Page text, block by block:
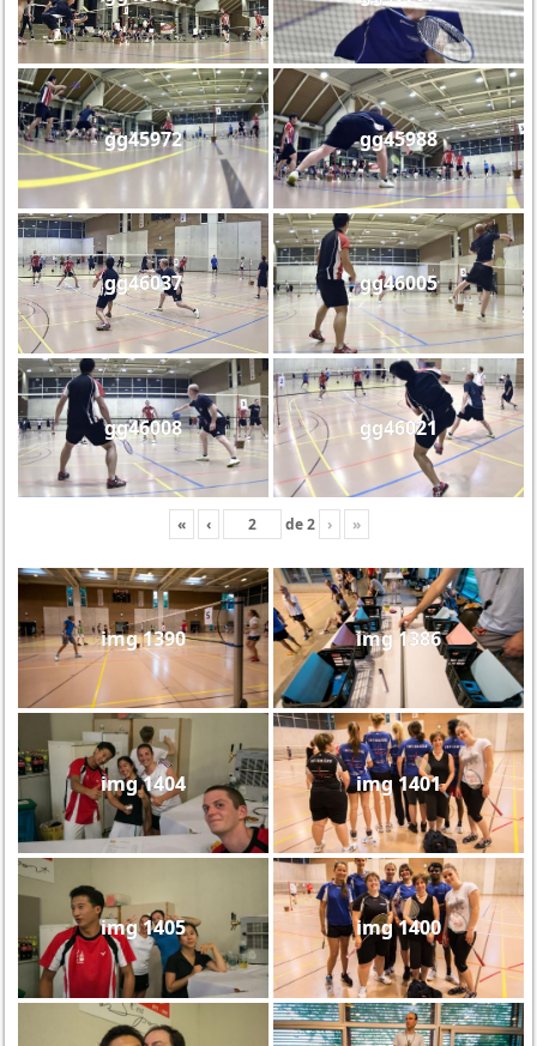
gg45972 gg45988
gg46037 gg46005
gg46008 gg46021
« ‹ de2 › »
img 1390 img 1386
img 1404 img 1401
img 1405 img 1400